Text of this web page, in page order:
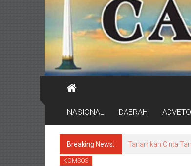
NASIONAL DAERAH
Breaking News: Tanamkan Cinta
KOMSOS